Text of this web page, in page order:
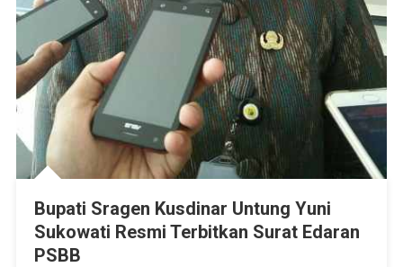
Bupati Sragen Kusdinar Untung Yuni
Sukowati Resmi Terbitkan Surat Edaran
PSBB